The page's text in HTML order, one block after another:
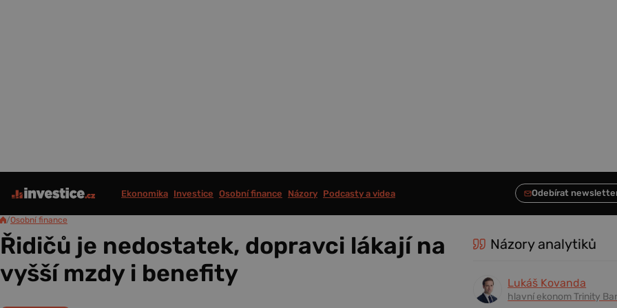
Ekonomika Investice Osobní finance Názory Podcasty a videa
/Osobní finance
Řidičů je nedostatek, dopravci lákají na
vyšší mzdy i benefity
Názory analytiků
Lukáš Kovanda
hlavní ekonom Trinity